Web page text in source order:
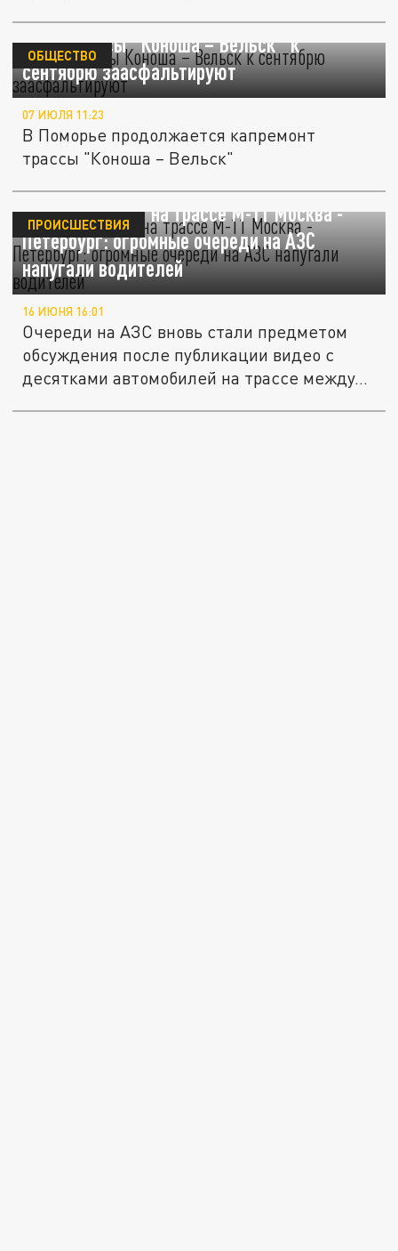
13 км трассы "Коноша – Вельск" к
сентябрю заасфальтируют
ОБЩЕСТВО
07 ИЮЛЯ 11:23
В Поморье продолжается капремонт
трассы "Коноша – Вельск"
Что происходит на трассе М-11 Москва -
Петербург: огромные очереди на АЗС
напугали водителей
ПРОИСШЕСТВИЯ
16 ИЮНЯ 16:01
Очереди на АЗС вновь стали предметом
обсуждения после публикации видео с
десятками автомобилей на трассе между...